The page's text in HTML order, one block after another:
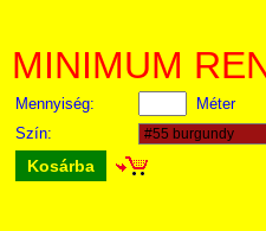
MINIMUM
Mennyiség:
Méter
Szín:
Kosárba